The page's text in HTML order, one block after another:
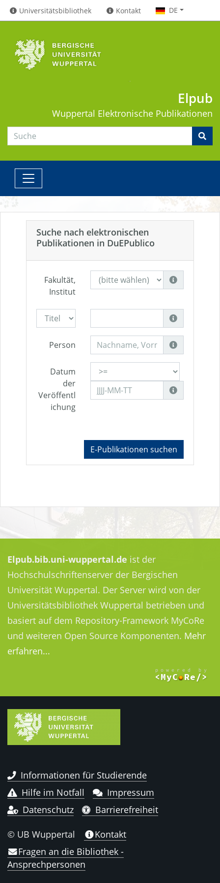
Universitätsbibliothek Kontakt DE
Elpub
Wuppertal Elektronische Publikationen
Suche nach elektronischen
Publikationen in DuEPublico
Fakultät,
Institut
Person
Datum
der
Veröffentl
ichung
E-Publikationen suchen
Elpub.bib.uni-wuppertal.de ist der
Hochschulschriftenserver der Bergischen
Universität Wuppertal. Der Server wird von der
Universitätsbibliothek Wuppertal betrieben und
basiert auf dem Repository-Framework MyCoRe
und weiteren Open Source Komponenten. Mehr
erfahren...
Informationen für Studierende
Hilfe im Notfall
Impressum
Datenschutz
Barrierefreiheit
© UB Wuppertal
Kontakt
Fragen an die Bibliothek -
Ansprechpersonen